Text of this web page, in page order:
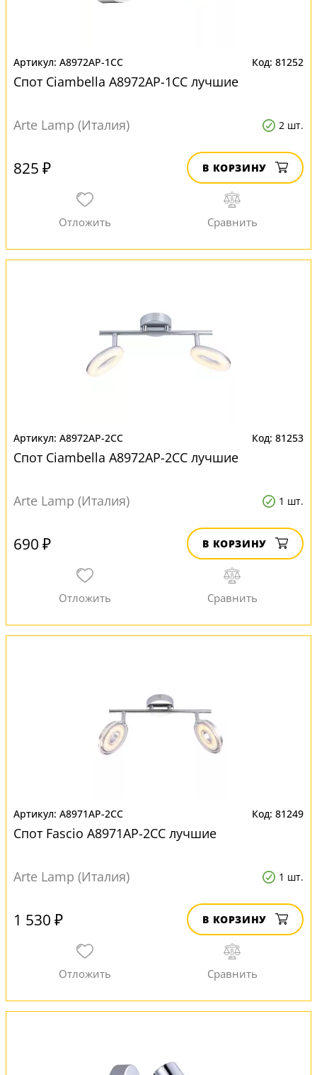
A8972AP-1CC 81252
Спот Ciambella A8972AP-1CC лучшие
Arte Lamp (Италия) 2 шт.
825 ₽ В КОРЗИНУ
A8972AP-2CC 81253
Спот Ciambella A8972AP-2CC лучшие
Arte Lamp (Италия) 1 шт.
690 ₽ В КОРЗИНУ
A8971AP-2CC 81249
Спот Fascio A8971AP-2CC лучшие
Arte Lamp (Италия) 1 шт.
1 530 ₽ В КОРЗИНУ